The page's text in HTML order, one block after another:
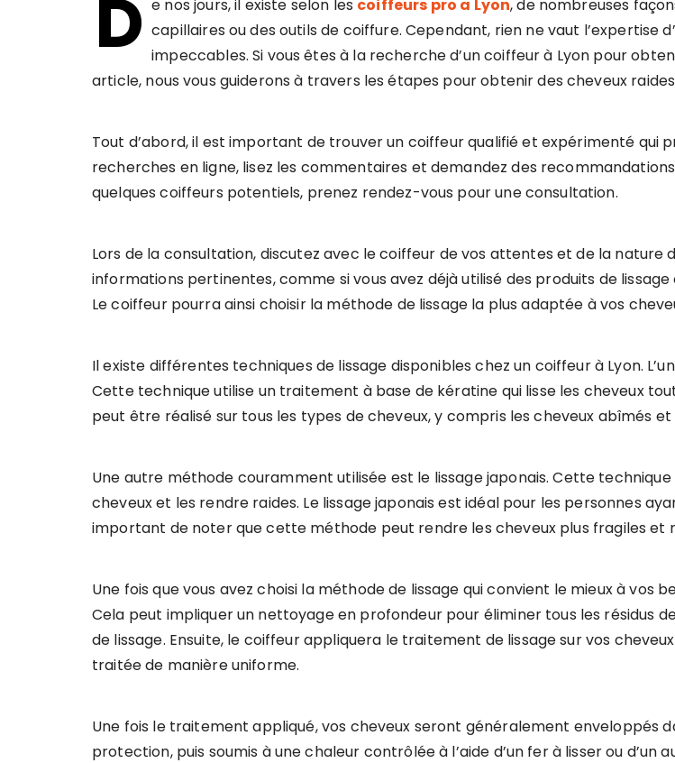
D e nos jours, il existe selon les coiffeurs pro a Lyon, de nombreuses
capillaires ou des outils de coiffure. Cependant, rien ne vaut l’expertise
impeccables. Si vous êtes à la recherche d’un coiffeur à Lyon pour
article, nous vous guiderons à travers les étapes pour obtenir des cheveux
Tout d’abord, il est important de trouver un coiffeur qualifié et expérimenté qui
recherches en ligne, lisez les commentaires et demandez des
quelques coiffeurs potentiels, prenez rendez-vous pour une consultation.
Lors de la consultation, discutez avec le coiffeur de vos attentes et de la nature
informations pertinentes, comme si vous avez déjà utilisé des produits de
Le coiffeur pourra ainsi choisir la méthode de lissage la plus adaptée à vos
Il existe différentes techniques de lissage disponibles chez un coiffeur à Lyon.
Cette technique utilise un traitement à base de kératine qui lisse les cheveux
peut être réalisé sur tous les types de cheveux, y compris les cheveux abîmés et
Une autre méthode couramment utilisée est le lissage japonais. Cette
cheveux et les rendre raides. Le lissage japonais est idéal pour les personnes
important de noter que cette méthode peut rendre les cheveux plus fragiles
Une fois que vous avez choisi la méthode de lissage qui convient le mieux à
Cela peut impliquer un nettoyage en profondeur pour éliminer tous les résidus
de lissage. Ensuite, le coiffeur appliquera le traitement de lissage sur vos
traitée de manière uniforme.
Une fois le traitement appliqué, vos cheveux seront généralement enveloppés
protection, puis soumis à une chaleur contrôlée à l’aide d’un fer à lisser ou